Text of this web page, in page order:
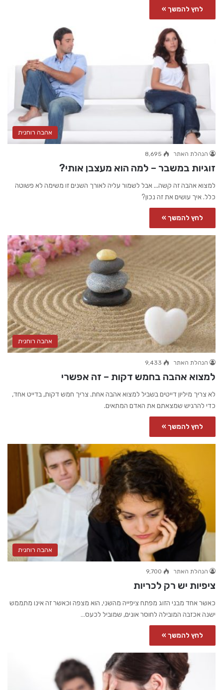
לחץ להמשך »
אהבה רוחנית
הנהלת האתר 8,695
זוגיות במשבר – למה הוא מעצבן אותי?
למצוא אהבה זה קשה... אבל לשמור עליה לאורך השנים זו משימה לא פשוטה
כלל. איך עושים את זה נכון?
לחץ להמשך »
אהבה רוחנית
הנהלת האתר 9,433
למצוא אהבה בחמש דקות – זה אפשרי
לא צריך מיליון דייטים בשביל למצוא אהבה אחת. צריך חמש דקות, בדייט אחד,
כדי להרגיש שמצאתם את האדם המתאים.
לחץ להמשך »
אהבה רוחנית
הנהלת האתר 9,700
ציפיות יש רק לכריות
כאשר אחד מבני הזוג מפתח ציפייה מהשני, הוא מצפה וכאשר זה אינו מתממש
ישנה אכזבה המובילה לחוסר אונים, שמוביל לכעס…
לחץ להמשך »